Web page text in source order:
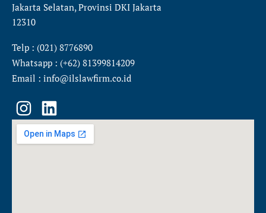
Jakarta Selatan, Provinsi DKI Jakarta
12310
Telp : (021) 8776890
Whatsapp : (+62) 81399814209
Email : info@ilslawfirm.co.id
I
n
s
L
i
n